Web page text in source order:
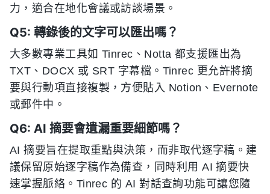
力，適合在地化會議或訪談場景。
Q5: 轉錄後的文字可以匯出嗎？
大多數專業工具如 Tinrec、Notta 都支援匯出為
TXT、DOCX 或 SRT 字幕檔。Tinrec 更允許將摘
要與行動項直接複製，方便貼入 Notion、Evernote
或郵件中。
Q6: AI 摘要會遺漏重要細節嗎？
AI 摘要旨在提取重點與決策，而非取代逐字稿。建
議保留原始逐字稿作為備查，同時利用 AI 摘要快
速掌握脈絡。Tinrec 的 AI 對話查詢功能可讓您隨